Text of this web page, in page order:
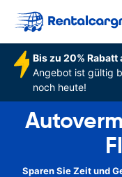
Bis zu 20%
Angebot ist gültig
noch heute!
Sparen Sie Zeit und